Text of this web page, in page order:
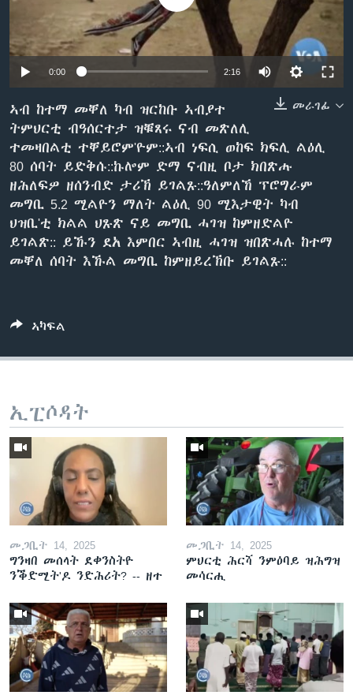
ቋንቋታት
0:00 2:16
መራገፊ
ኣብ ከተማ መቐለ ካብ ዝርከቡ ኣብያተ
ትምህርቲ ብዓሰርተታ ዝቑጸሩ ናብ መጽለሊ
ተመዛበልቲ ተቐይሮም'ዮም::ኣብ ነፍሲ ወከፍ ክፍሊ ልዕሊ
80 ሰባት ይድቅሱ::ኩሎም ድማ ናብዚ ቦታ ክበጽሑ
ዘሕለፍዎ ዘሰንብድ ታሪኽ ይገልጹ::ዓለምለኸ ፕሮግራም
መግቢ 5.2 ሚልዮን ማለት ልዕሊ 90 ሚእታዊት ካብ
ህዝቢ'ቲ ክልል ህጹጽ ናይ መግቢ ሓገዝ ከምዘድልዮ
ይገልጽ:: ይኹን ደአ እምበር ኣብዚ ሓገዝ ዝበጽሓሉ ከተማ
መቐለ ሰባት እኹል መግቢ ከምዘይረኽቡ ይገልጹ::
ኣካፍል
ኢፒሶዳት
መጋቢት 14, 2025
ግንዛበ መሰላት ደቀንስትዮ
ንቕድሚት'ዶ ንድሕሪት? -- ዘተ
መጋቢት 14, 2025
ምህርቲ ሕርሻ ንምዕባይ ዝሕግዝ
መሳርሒ